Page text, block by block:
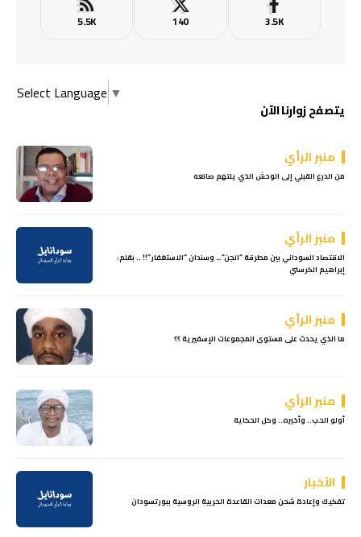
3.5K
140
5.5K
Select Language ▼
يتصفح زوارنا الآن
منبر الرأي
من الدرع القبلي إلى الوحش الذي يلتهم صانعه
منبر الرأي
الاقتصاد السوداني بين مطرقة “الجن”… وسندان “الاستغفار”!! .. بقلم:
إبراهيم الكرسني
منبر الرأي
ما الذي يحدث على مستوى المجموعات الإسفيرية ؟؟
منبر الرأي
أولو الحب.. وأخيره.. وكل الحكاية
الأخبار
تفكيك وإعادة شحن معدات القاعدة الحربية الروسية ببورتسودان